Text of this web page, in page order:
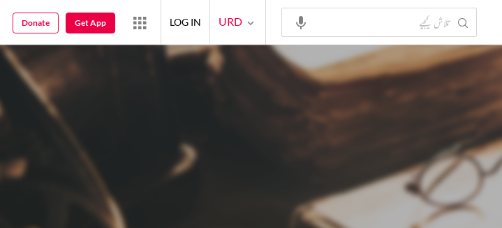
URD
LOG IN
Get App
Donate